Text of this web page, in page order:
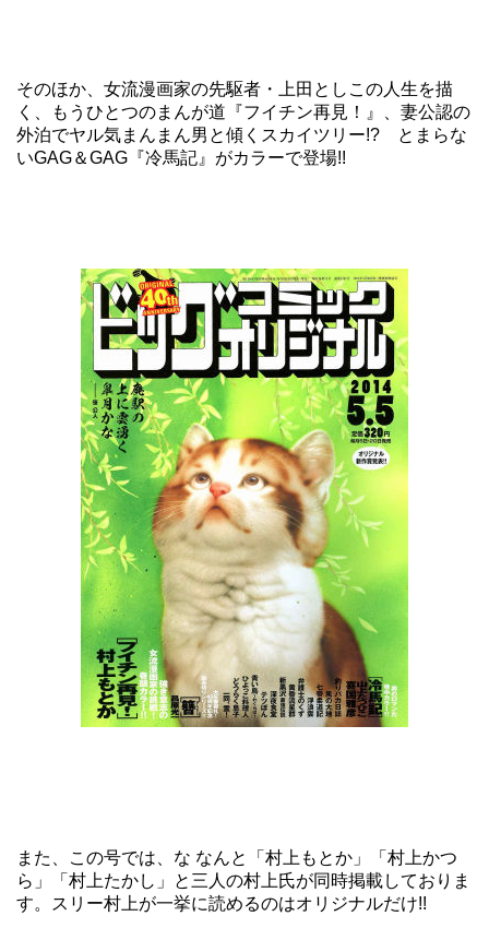
そのほか、女流漫画家の先駆者・上田としこの人生を描
く、もうひとつのまんが道 『フイチン再見！』
、妻公認の
外泊でヤル気まんまん男と傾くスカイツリー!? とまらな
いGAG＆GAG『冷馬記』がカラーで登場!!
また、この号では、な なんと 「村上もとか」
「村上かつ
ら」
「村上たかし」と三人の村上氏が同時掲載しておりま
す。スリー村上が一挙に読めるのはオリジナルだけ!!